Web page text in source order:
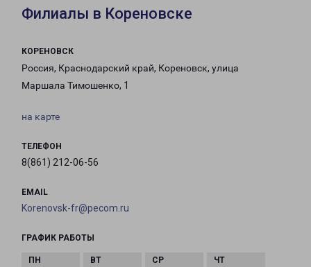
Филиалы в Кореновске
КОРЕНОВСК
Россия, Краснодарский край, Кореновск, улица
Маршала Тимошенко, 1
на карте
ТЕЛЕФОН
8(861) 212-06-56
EMAIL
Korenovsk-fr@pecom.ru
ГРАФИК РАБОТЫ